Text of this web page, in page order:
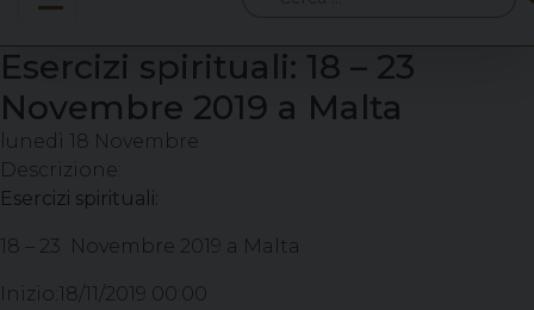
per:
Esercizi spirituali: 18 – 23
Novembre 2019 a Malta
lunedì 18 Novembre
Descrizione:
Esercizi spirituali:
18 – 23 Novembre 2019 a Malta
Inizio: 18/11/2019 00:00